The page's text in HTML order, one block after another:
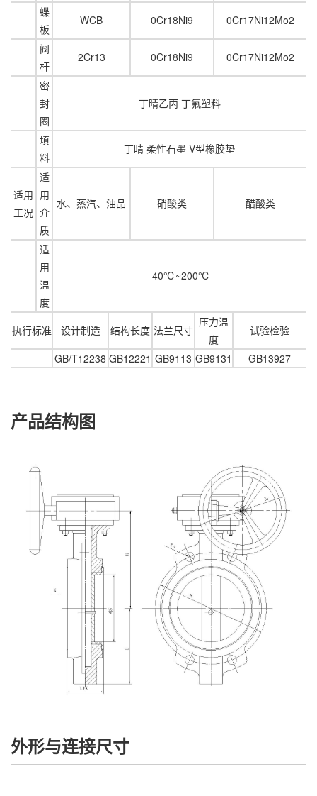
蝶
板
WCB 0Cr18Ni9
0Cr17Ni12Mo2
阀
杆
2Cr13 0Cr18Ni9
0Cr17Ni12Mo2
密
封
圈
丁晴乙丙 丁氟塑料
填
料
丁晴 柔性石墨 V型橡胶垫
适用
工况
适
用
介
质
水、蒸汽、油品 硝酸类 醋酸类
适
用
温
度
-40℃~200℃
执行标准 设计制造 结构长度 法兰尺寸
压力温
度
试验检验
GB/T12238 GB12221 GB9113 GB9131 GB13927
产品结构图
外形与连接尺寸